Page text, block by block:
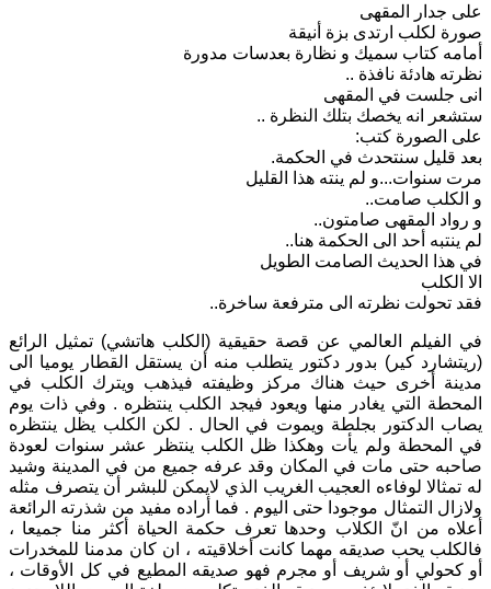
على جدار المقهى
صورة لكلب ارتدى بزة أنيقة
أمامه كتاب سميك و نظارة بعدسات مدورة
نظرته هادئة نافذة ..
انى جلست في المقهى
ستشعر انه يخصك بتلك النظرة ..
على الصورة كتب:
بعد قليل سنتحدث في الحكمة.
مرت سنوات...و لم ينته هذا القليل
و الكلب صامت..
و رواد المقهى صامتون..
لم ينتبه أحد الى الحكمة هنا..
في هذا الحديث الصامت الطويل
الا الكلب
فقد تحولت نظرته الى مترفعة ساخرة..
في الفيلم العالمي عن قصة حقيقية (الكلب هاتشي) تمثيل الرائع
(ريتشارد كير) بدور دكتور يتطلب منه أن يستقل القطار يوميا الى
مدينة أخرى حيث هناك مركز وظيفته فيذهب ويترك الكلب في
المحطة التي يغادر منها ويعود فيجد الكلب ينتظره . وفي ذات يوم
يصاب الدكتور بجلطة ويموت في الحال . لكن الكلب يظل ينتظره
في المحطة ولم يأت وهكذا ظل الكلب ينتظر عشر سنوات لعودة
صاحبه حتى مات في المكان وقد عرفه جميع من في المدينة وشيد
له تمثالا لوفاءه العجيب الغريب الذي لايمكن للبشر أن يتصرف مثله
ولازال التمثال موجودا حتى اليوم . فما أراده مفيد من شذرته الرائعة
أعلاه من انّ الكلاب وحدها تعرف حكمة الحياة أكثر منا جميعا ،
فالكلب يحب صديقه مهما كانت أخلاقيته ، ان كان مدمنا للمخدرات
أو كحولي أو شريف أو مجرم فهو صديقه المطيع في كل الأوقات ،